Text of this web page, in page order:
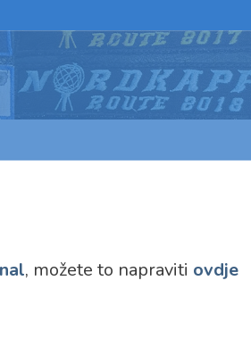
, možete to napraviti ovdje